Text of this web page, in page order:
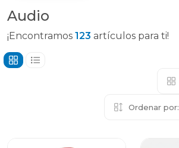
Audio
¡Encontramos 123 artículos para ti!
Ordenar por: